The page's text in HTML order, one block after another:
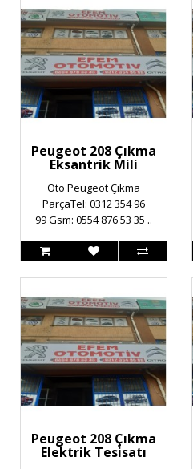
Peugeot 208 Çıkma
Eksantrik Mili
Oto Peugeot Çıkma
ParçaTel: 0312 354 96
99 Gsm: 0554 876 53 35 ..
Peugeot 208 Çıkma
Elektrik Tesisatı